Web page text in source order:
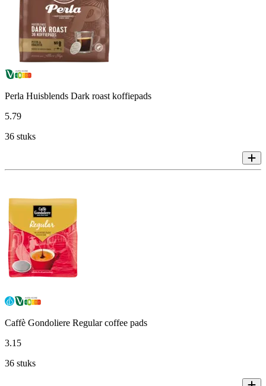
Perla Huisblends Dark roast koffiepads
5.79
36 stuks
Caffè Gondoliere Regular coffee pads
3.15
36 stuks